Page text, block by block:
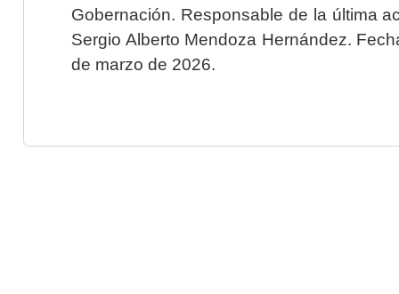
Gobernación. Responsable de la última
Sergio Alberto Mendoza Hernández.
de marzo de 2026.